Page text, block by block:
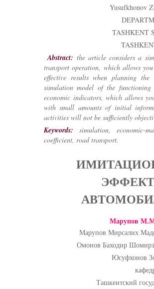
Yusufkhonov
TASHKENT
Abstract: the article considers a
transport operation, which allows
effective results when planning
simulation model of the
economic indicators, which allows
with small amounts of initial
activities will not be sufficiently
Keywords:
simulation, economic-
coefficient, road transport.
Марупов
Марупов Мирсалих
Омонов Баходир
Юсуфхонов
Ташкентский